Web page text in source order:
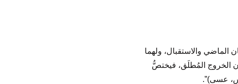
والاستقبال، ولهما
الخروج المُطلَق، فيختصُّ
عسى)”.